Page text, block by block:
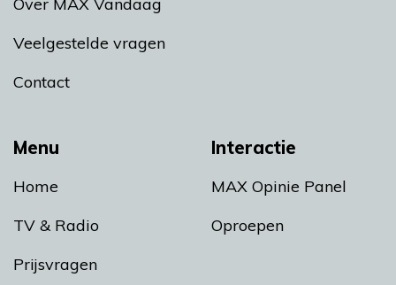
Menu
Home
TV & Radio
Prijsvragen
Interactie
MAX Opinie Panel
Oproepen
Over MAX Vandaag
Veelgestelde vragen
Contact